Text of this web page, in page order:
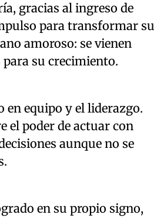
gracias al ingreso de
para transformar su
amoroso: se vienen
para su crecimiento.
en equipo y el liderazgo.
el poder de actuar con
aunque no se
en su propio signo,